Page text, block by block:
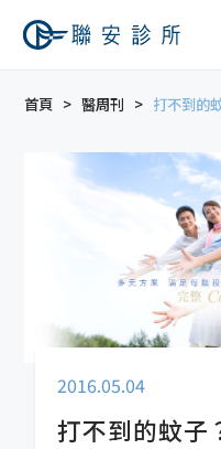
首頁 醫周刊 打不到的
2016.05.04
打不到的蚊子